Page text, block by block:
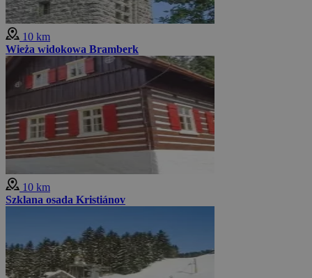
10 km
Wieża widokowa Bramberk
10 km
Szklana osada Kristiánov